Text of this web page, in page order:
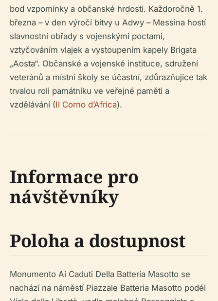
bod vzpomínky a občanské hrdosti. Každoročně 1.
března – v den výročí bitvy u Adwy – Messina hostí
slavnostní obřady s vojenskými poctami,
vztyčováním vlajek a vystoupením kapely Brigata
„Aosta“. Občanské a vojenské instituce, sdružení
veteránů a místní školy se účastní, zdůrazňujíce tak
trvalou roli památníku ve veřejné paměti a
vzdělávání (Il Corno d’Africa).
Informace pro
návštěvníky
Poloha a dostupnost
Monumento Ai Caduti Della Batteria Masotto se
nachází na náměstí Piazzale Batteria Masotto podél